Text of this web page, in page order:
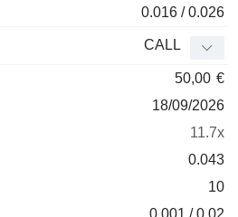
0.016 / 0.026
CALL
50,00 €
18/09/2026
11.7x
0.043
10